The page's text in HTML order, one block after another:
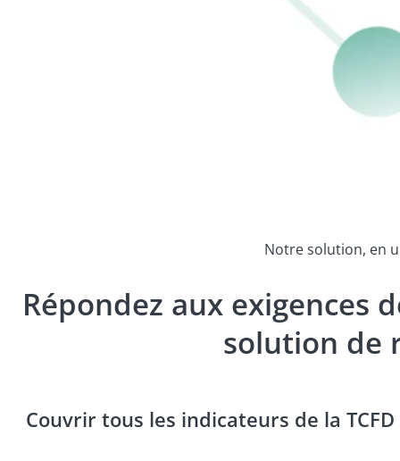
Notre solution, en
Répondez aux exigences
solution de
Couvrir tous les indicateurs de la TCFD